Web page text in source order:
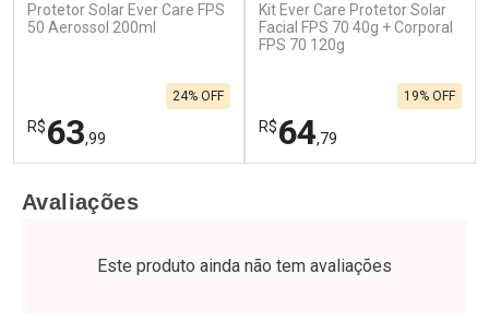
Protetor Solar Ever Care FPS
50 Aerossol 200ml
R$63,99
24% OFF
Laboratório
Por Menos
Kit Ever Care Protetor Solar
Facial FPS 70 40g + Corporal
FPS 70 120g
R$64,79
19% OFF
Laboratório
Por Menos
Avaliações
Este produto ainda não tem avaliações